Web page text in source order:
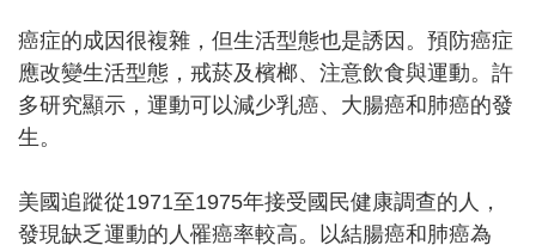
癌症的成因很複雜，但生活型態也是誘因。預防癌症
應改變生活型態，戒菸及檳榔、注意飲食與運動。許
多研究顯示，運動可以減少乳癌、大腸癌和肺癌的發
生。
美國追蹤從1971至1975年接受國民健康調查的人，
發現缺乏運動的人罹癌率較高。以結腸癌和肺癌為